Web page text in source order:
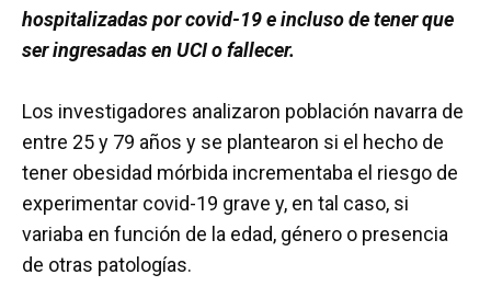
hospitalizadas por covid-19 e incluso de tener que
ser ingresadas en UCI o fallecer.
Los investigadores analizaron población navarra de
entre 25 y 79 años y se plantearon si el hecho de
tener obesidad mórbida incrementaba el riesgo de
experimentar covid-19 grave y, en tal caso, si
variaba en función de la edad, género o presencia
de otras patologías.